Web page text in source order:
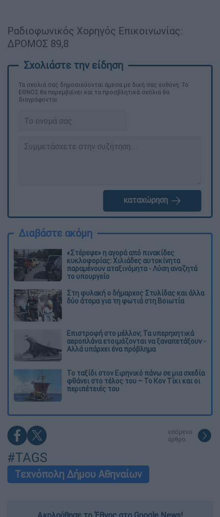
Ραδιοφωνικός Χορηγός Επικοινωνίας:
ΔΡΟΜΟΣ 89,8
Τα σχολιά σας δημοσιεύονται άμεσα με δική σας ευθύνη. Το
ΕΘΝΟΣ θα παρεμβαίνει και τα προσβλητικά σχόλια θα
διαγράφονται
καταχώρηση
Διαβάστε ακόμη
«Στέρεψε» η αγορά από πινακίδες
κυκλοφορίας: Χιλιάδες αυτοκίνητα
παραμένουν αταξινόμητα - Λύση αναζητά
το υπουργείο
Στη φυλακή ο δήμαρχος Στυλίδας και άλλα
δύο άτομα για τη φωτιά στη Βοιωτία
Επιστροφή στο μέλλον; Τα υπερηχητικά
αεροπλάνα ετοιμάζονται να ξαναπετάξουν -
Αλλά υπάρχει ένα πρόβλημα
Το ταξίδι στον Ειρηνικό πάνω σε μια σχεδία
φθάνει στο τέλος του – Το Κον Τίκι και οι
περιπέτειές του
επόμενο
άρθρο
#TAGS
Τεχνόπολη Δήμου Αθηναίων